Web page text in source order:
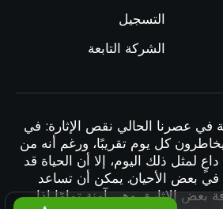
التسجيل
الشركة التابعة
في عصرنا الحالي نقص الإثارة: في
كل يوم تقريبًا، ورغم أنه من
داعٍ لمثل ذلك اليوم، إلا أن الحياة قد
في بعض الأحيان. يمكن أن تساعد
بعض الإثارة، وهي آمنة تمامًا إذا